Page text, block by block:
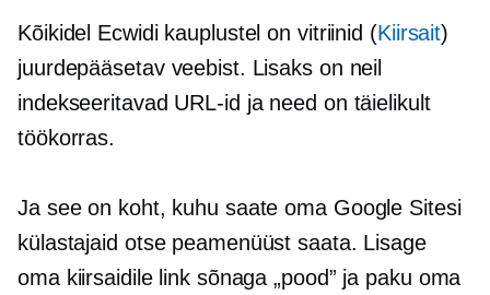
Kõikidel Ecwidi kauplustel on vitriinid (Kiirsait)
juurdepääsetav veebist. Lisaks on neil
indekseeritavad URL-id ja need on täielikult
töökorras.
Ja see on koht, kuhu saate oma Google Sitesi
külastajaid otse peamenüüst saata. Lisage
oma kiirsaidile link sõnaga „pood” ja paku oma